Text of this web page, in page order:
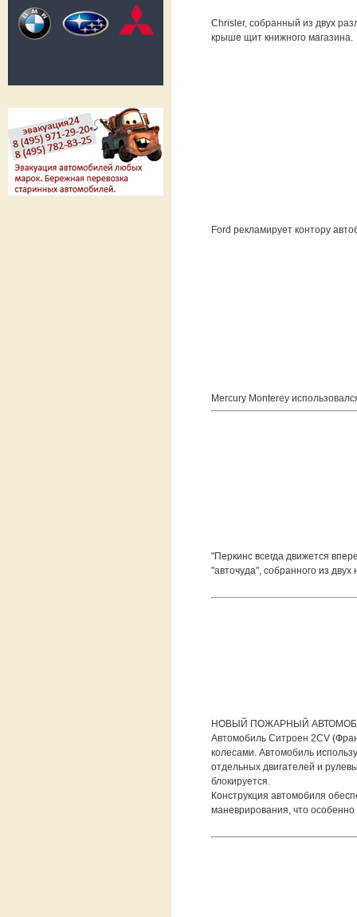
Chrisler, собранный из двух
крыше щит книжного магазина.
Ford рекламирует контору
Mercury Monterey
"Перкинс всегда движется
"авточуда", собранного из двух
НОВЫЙ ПОЖАРНЫЙ
Автомобиль Ситроен 2CV
колесами. Автомобиль
отдельных двигателей и
блокируется.
Конструкция автомобиля
маневрирования, что